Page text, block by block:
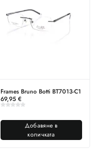
Frames Bruno Botti BT7013-C1
69,95 €
Добавяне в
количката